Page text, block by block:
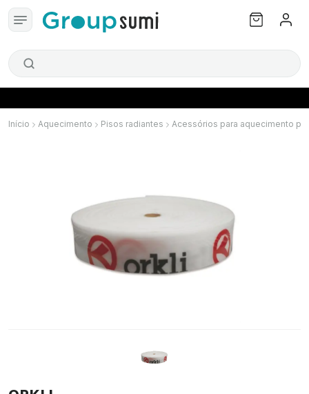
Início Aquecimento Pisos radiantes Acessórios para aquecimento